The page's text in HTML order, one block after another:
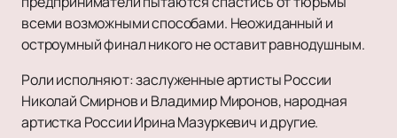
всеми возможными способами. Неожиданный и
остроумный финал никого не оставит равнодушным.
Роли исполняют: заслуженные артисты России
Николай Смирнов и Владимир Миронов, народная
артистка России Ирина Мазуркевич и другие.